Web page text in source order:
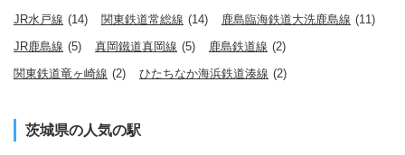
JR水戸線 (14) 関東鉄道常総線 (14) 鹿島臨海鉄道大洗鹿島線 (11)
JR鹿島線 (5) 真岡鐵道真岡線 (5) 鹿島鉄道線 (2)
関東鉄道竜ヶ崎線 (2) ひたちなか海浜鉄道湊線 (2)
茨城県の人気の駅